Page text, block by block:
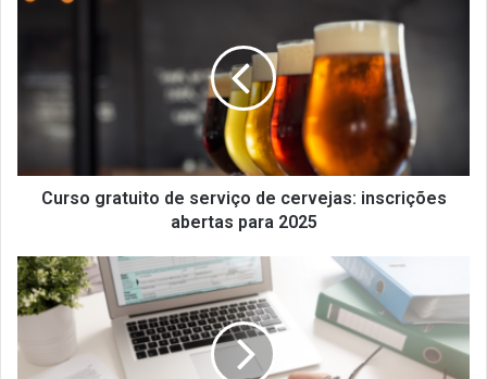
cervejas:
inscrições
para
2025Curso gratuito de serviço de cervejas: inscrições
abertas para 2025
5
dúvidas
que